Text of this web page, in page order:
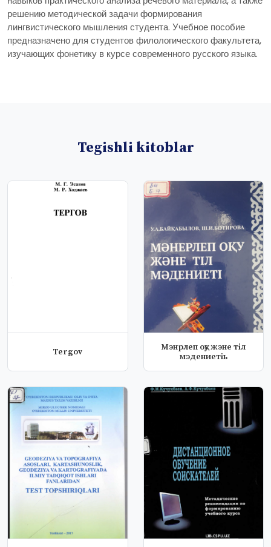
решению методической задачи формирования
лингвистического мышления студента. Учебное пособие
предназначено для студентов филологического факультета,
изучающих фонетику в курсе современного русского языка.
Tegishli kitoblar
Tergov
Мэнрлеп оқу жэне тіл
мэдениетіь